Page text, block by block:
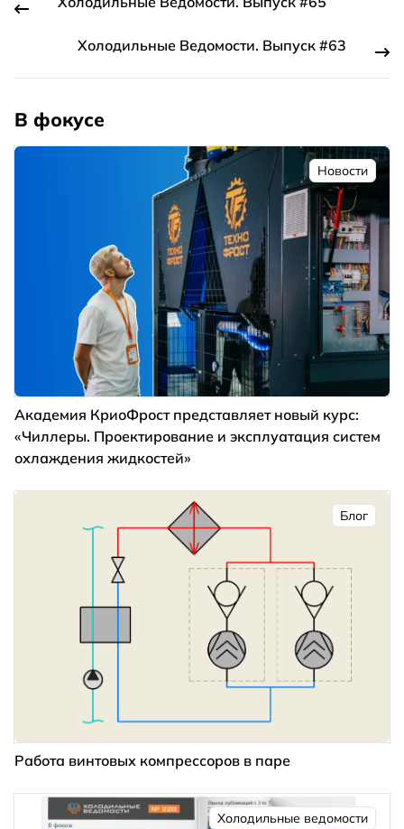
Холодильные Ведомости. Выпуск #63
В фокусе
Новости
Академия КриоФрост представляет новый курс:
«Чиллеры. Проектирование и эксплуатация систем
охлаждения жидкостей»
Блог
Работа винтовых компрессоров в паре
Холодильные ведомости